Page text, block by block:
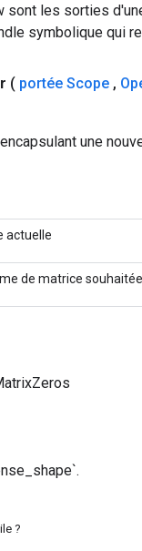
les sorties
symbolique qui
( portée Scope ,
une
actuelle
de matrice
?